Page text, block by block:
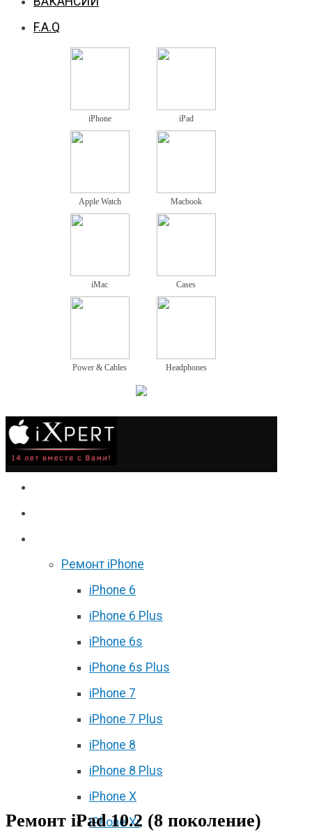
F.A.Q
iPhone iPad
Apple Watch Macbook
iMac Cases
Power & Cables Headphones
Ремонт iPhone
iPhone 6
iPhone 6 Plus
iPhone 6s
iPhone 6s Plus
iPhone 7
iPhone 7 Plus
iPhone 8
iPhone 8 Plus
iPhone X
iPhone Xr
Ремонт iPad 10.2 (8 поколение)